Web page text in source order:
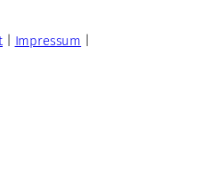
| Impressum